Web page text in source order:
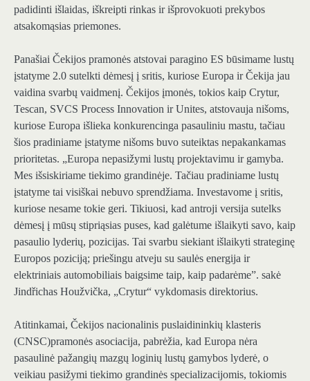
padidinti išlaidas, iškreipti rinkas ir išprovokuoti prekybos
atsakomąsias priemones.
Panašiai Čekijos pramonės atstovai paragino ES būsimame lustų
įstatyme 2.0 sutelkti dėmesį į sritis, kuriose Europa ir Čekija jau
vaidina svarbų vaidmenį. Čekijos įmonės, tokios kaip Crytur,
Tescan, SVCS Process Innovation ir Unites, atstovauja nišoms,
kuriose Europa išlieka konkurencinga pasauliniu mastu, tačiau
šios pradiniame įstatyme nišoms buvo suteiktas nepakankamas
prioritetas. „Europa nepasižymi lustų projektavimu ir gamyba.
Mes išsiskiriame tiekimo grandinėje. Tačiau pradiniame lustų
įstatyme tai visiškai nebuvo sprendžiama. Investavome į sritis,
kuriose nesame tokie geri. Tikiuosi, kad antroji versija sutelks
dėmesį į mūsų stipriąsias puses, kad galėtume išlaikyti savo, kaip
pasaulio lyderių, pozicijas. Tai svarbu siekiant išlaikyti strateginę
Europos poziciją; priešingu atveju su saulės energija ir
elektriniais automobiliais baigsime taip, kaip padarėme”. sakė
Jindřichas Houžvička, „Crytur“ vykdomasis direktorius.
Atitinkamai, Čekijos nacionalinis puslaidininkių klasteris
(CNSC)pramonės asociacija, pabrėžia, kad Europa nėra
pasaulinė pažangių mazgų loginių lustų gamybos lyderė, o
veikiau pasižymi tiekimo grandinės specializacijomis, tokiomis